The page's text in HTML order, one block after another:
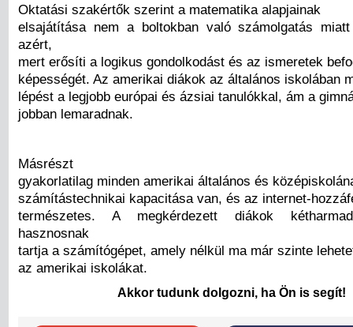
Oktatási szakértők szerint a matematika alapjainak
elsajátítása nem a boltokban való számolgatás
azért,
mert erősíti a logikus gondolkodást és az ismeretek
képességét. Az amerikai diákok az általános iskolában
lépést a legjobb európai és ázsiai tanulókkal, ám a
jobban lemaradnak.
Másrészt
gyakorlatilag minden amerikai általános és
számítástechnikai kapacitása van, és az internet-
természetes. A megkérdezett diákok
hasznosnak
tartja a számítógépet, amely nélkül ma már szinte
az amerikai iskolákat.
Akkor tudunk dolgozni, ha Ön is segít!